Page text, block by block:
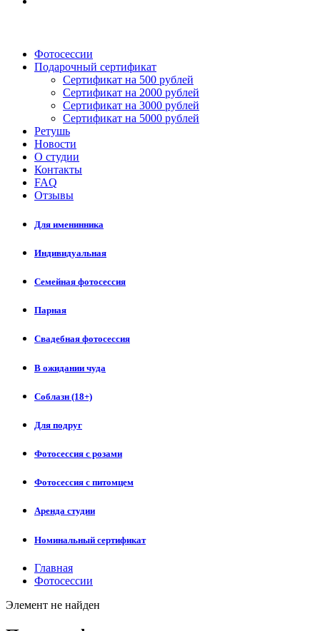
Фотосессии
Подарочный сертификат
Сертификат на 500 рублей
Сертификат на 2000 рублей
Сертификат на 3000 рублей
Сертификат на 5000 рублей
Ретушь
Новости
О студии
Контакты
FAQ
Отзывы
Для именинника
Индивидуальная
Семейная фотосессия
Парная
Свадебная фотосессия
В ожидании чуда
Соблазн (18+)
Для подруг
Фотосессия с розами
Фотосессия с питомцем
Аренда студии
Номинальный сертификат
Главная
Фотосессии
Элемент не найден